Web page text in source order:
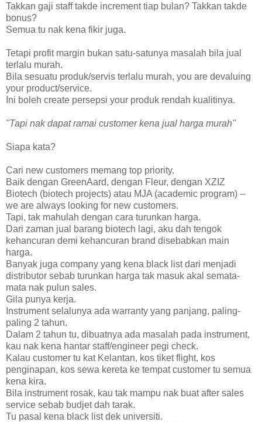
Takkan gaji staff takde increment tiap bulan? Takkan takde
bonus?
Semua tu nak kena fikir juga.
Tetapi profit margin bukan satu-satunya masalah bila jual
terlalu murah.
Bila sesuatu produk/servis terlalu murah, you are devaluing
your product/service.
Ini boleh create persepsi your produk rendah kualitinya.
"Tapi nak dapat ramai customer kena jual harga murah"
Siapa kata?
Cari new customers memang top priority.
Baik dengan GreenAard, dengan Fleur, dengan XZIZ
Biotech (biotech projects) atau MJA (academic program) --
we are always looking for new customers.
Tapi, tak mahulah dengan cara turunkan harga.
Dari zaman jual barang biotech lagi, aku dah tengok
kehancuran demi kehancuran brand disebabkan main
harga.
Banyak juga company yang kena black list dari menjadi
distributor sebab turunkan harga tak masuk akal semata-
mata nak pulun sales.
Gila punya kerja.
Instrument selalunya ada warranty yang panjang, paling-
paling 2 tahun.
Dalam 2 tahun tu, dibuatnya ada masalah pada instrument,
kau nak kena hantar staff/engineer pegi check.
Kalau customer tu kat Kelantan, kos tiket flight, kos
penginapan, kos sewa kereta ke tempat customer tu semua
kena kira.
Bila instrument rosak, kau tak mampu nak buat after sales
service sebab budjet dah tarak.
Tu pasal kena black list dek universiti.